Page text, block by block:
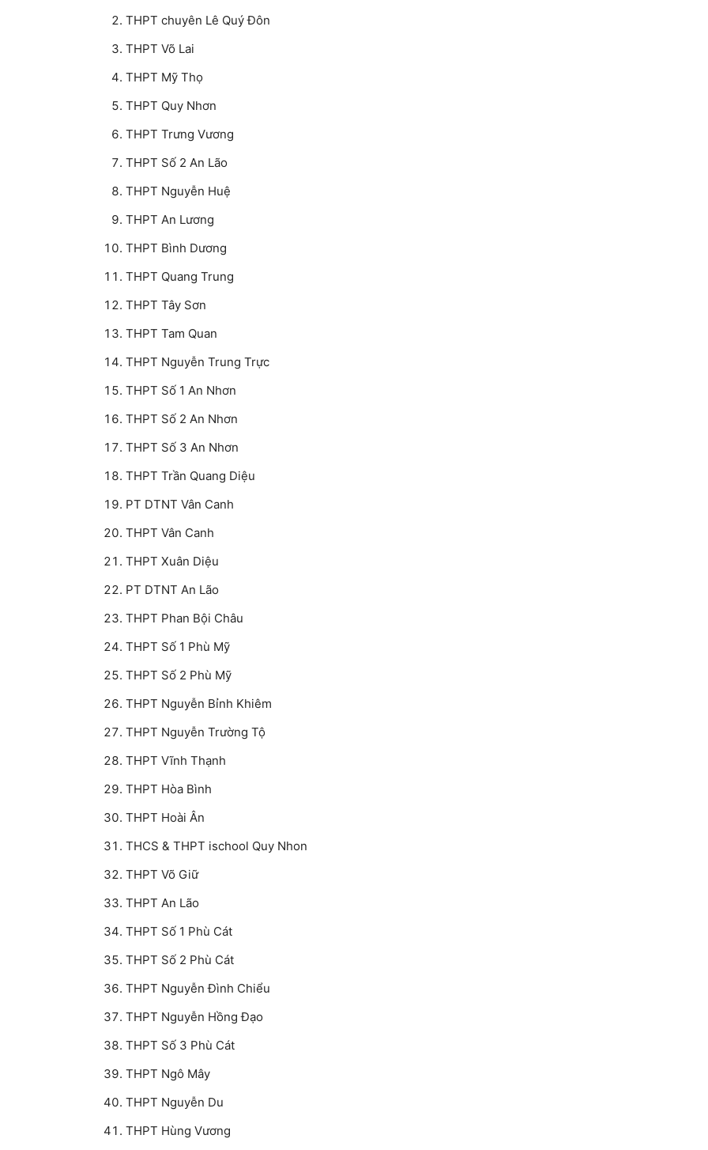
THPT chuyên Lê Quý Đôn
THPT Võ Lai
THPT Mỹ Thọ
THPT Quy Nhơn
THPT Trưng Vương
THPT Số 2 An Lão
THPT Nguyễn Huệ
THPT An Lương
THPT Bình Dương
THPT Quang Trung
THPT Tây Sơn
THPT Tam Quan
THPT Nguyễn Trung Trực
THPT Số 1 An Nhơn
THPT Số 2 An Nhơn
THPT Số 3 An Nhơn
THPT Trần Quang Diệu
PT DTNT Vân Canh
THPT Vân Canh
THPT Xuân Diệu
PT DTNT An Lão
THPT Phan Bội Châu
THPT Số 1 Phù Mỹ
THPT Số 2 Phù Mỹ
THPT Nguyễn Bỉnh Khiêm
THPT Nguyễn Trường Tộ
THPT Vĩnh Thạnh
THPT Hòa Bình
THPT Hoài Ân
THCS & THPT ischool Quy Nhon
THPT Võ Giữ
THPT An Lão
THPT Số 1 Phù Cát
THPT Số 2 Phù Cát
THPT Nguyễn Đình Chiểu
THPT Nguyễn Hồng Đạo
THPT Số 3 Phù Cát
THPT Ngô Mây
THPT Nguyễn Du
THPT Hùng Vương